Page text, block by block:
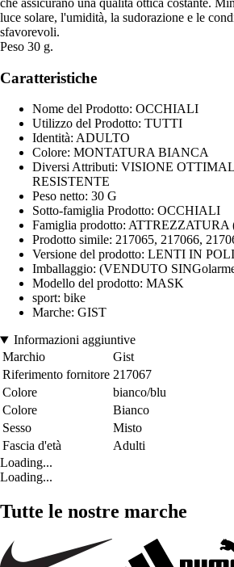
luce solare, l'umidità, la sudorazione e le
sfavorevoli.
Peso 30 g.
Caratteristiche
Nome del Prodotto: OCCHIALI
Utilizzo del Prodotto: TUTTI
Identità: ADULTO
Colore: MONTATURA BIANCA
Diversi Attributi: VISIONE
RESISTENTE
Peso netto: 30 G
Sotto-famiglia Prodotto: OCCHIALI
Famiglia prodotto:
Prodotto simile: 217065, 217066,
Versione del prodotto: LENTI IN
Imballaggio: (VENDUTO
Modello del prodotto: MASK
sport: bike
Marche: GIST
Informazioni aggiuntive
Marchio
Gist
Riferimento fornitore 217067
Colore
bianco/blu
Colore
Bianco
Sesso
Misto
Fascia d'età
Adulti
Loading...
Loading...
Tutte le nostre marche